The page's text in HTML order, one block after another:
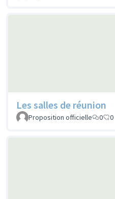
Les salles de réunion
Proposition officielle 0 0